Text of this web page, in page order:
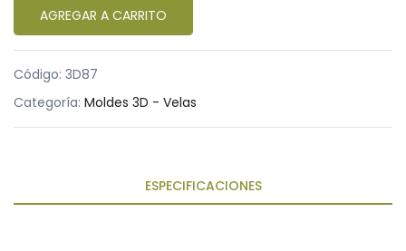
AGREGAR A CARRITO
Código: 3D87
Categoría: Moldes 3D - Velas
ESPECIFICACIONES